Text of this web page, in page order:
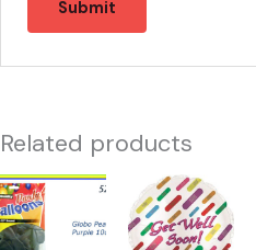
Related products
52009
-
Globo
50102
-
114162